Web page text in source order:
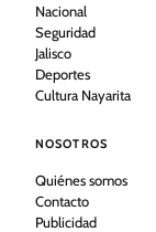
Nacional
Seguridad
Jalisco
Deportes
Cultura Nayarita
NOSOTROS
Quiénes somos
Contacto
Publicidad